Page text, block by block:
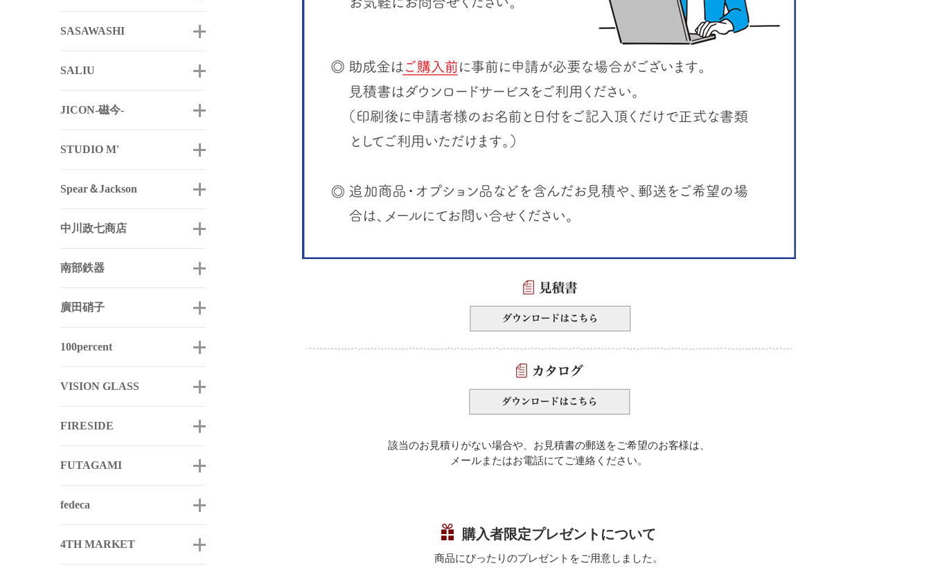
SASAWASHI
SALIU
JICON-磁今-
STUDIO M'
Spear＆Jackson
中川政七商店
南部鉄器
廣田硝子
100percent
VISION GLASS
FIRESIDE
FUTAGAMI
fedeca
4TH MARKET
該当のお見積りがない場合や、お見積書の郵送をご希望のお客様は、
メールまたはお電話にてご連絡ください。
購入者限定プレゼントについて
商品にぴったりのプレゼントをご用意しました。